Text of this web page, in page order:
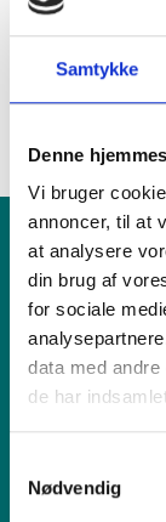
Samtykke
Denne
Vi bruger
annoncer, til at
at analysere
din brug af
for sociale
data med
de har
Nødvendig
Produkt
Vi tilbyder